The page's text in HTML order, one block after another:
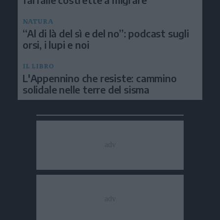
NATURA
“Al di là del sì e del no”: podcast sugli
orsi, i lupi e noi
IL LIBRO
L'Appennino che resiste: cammino
solidale nelle terre del sisma